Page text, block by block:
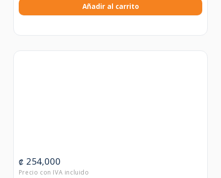
Añadir al carrito
₡ 254,000